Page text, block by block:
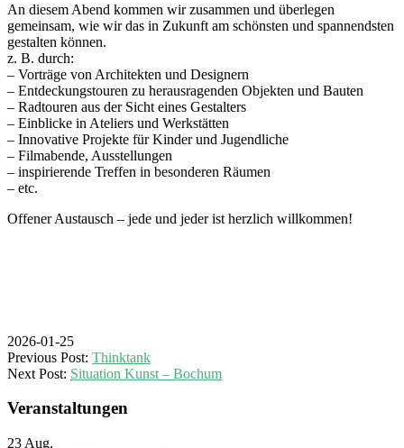
An diesem Abend kommen wir zusammen und überlegen
gemeinsam, wie wir das in Zukunft am schönsten und spannendsten
gestalten können.
z. B. durch:
– Vorträge von Architekten und Designern
– Entdeckungstouren zu herausragenden Objekten und Bauten
– Radtouren aus der Sicht eines Gestalters
– Einblicke in Ateliers und Werkstätten
– Innovative Projekte für Kinder und Jugendliche
– Filmabende, Ausstellungen
– inspirierende Treffen in besonderen Räumen
– etc.
Offener Austausch – jede und jeder ist herzlich willkommen!
2026-01-25
Previous Post: Thinktank
Next Post: Situation Kunst – Bochum
Veranstaltungen
23 Aug.